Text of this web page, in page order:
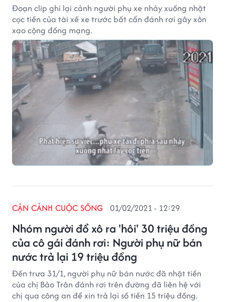
Đoạn clip ghi lại cảnh người phụ xe nhảy xuống nhặt
cọc tiền của tài xế xe trước bất cẩn đánh rơi gây xôn
xao cộng đồng mạng.
Nhóm người đổ xô ra 'hôi' 30 triệu đồng
của cô gái đánh rơi: Người phụ nữ bán
nước trả lại 19 triệu đồng
CẬN CẢNH CUỘC SỐNG 01/02/2021 - 12:29
Đến trưa 31/1, người phụ nữ bán nước đã nhặt tiền
của chị Bảo Trân đánh rơi trên đường đã liên hệ với
chị qua công an để xin trả lại số tiền 15 triệu đồng.